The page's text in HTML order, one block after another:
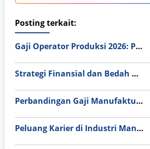
Posting terkait:
Gaji Operator Produksi 2026: Pilih PT Astra Honda Motor (AHM) atau Manufaktur di Jepang?
Strategi Finansial dan Bedah Gaji Karyawan PT Astra Honda Motor (AHM)
Perbandingan Gaji Manufaktur di 5 Negara Maju: Peluang Tabungan Ratusan Juta bagi Pekerja Indonesia
Peluang Karier di Industri Manufaktur Jepang 2026: Analisis Gaji, Jenis Pekerjaan, dan Standar Keselamatan Kerja